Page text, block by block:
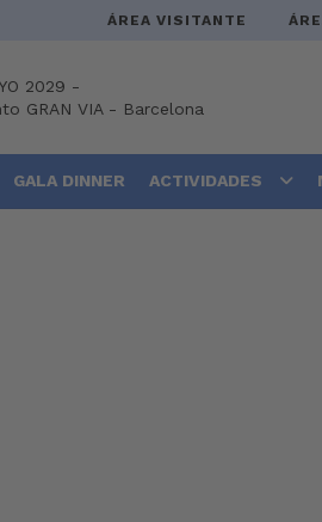
ÁREA VISITANTE
2029 -
GRAN VIA- Barcelona
GALA DINNER ACTIVIDADES